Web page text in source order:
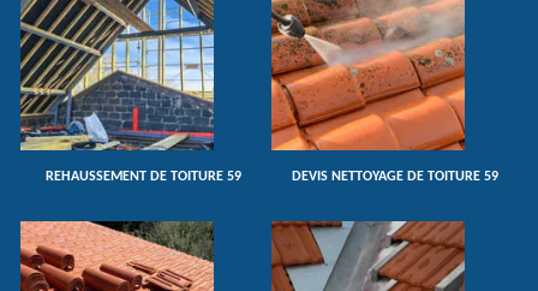
REHAUSSEMENT DE TOITURE 59 DEVIS NETTOYAGE DE TOITURE 59